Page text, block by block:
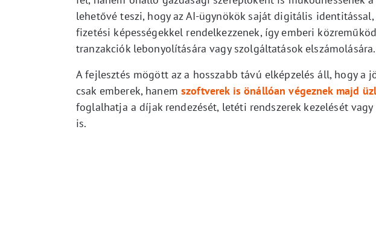
lehetővé teszi, hogy az AI-ügynökök saját digitális
fizetési képességekkel rendelkezzenek, így emberi
tranzakciók lebonyolítására vagy szolgáltatások elszámolására.
A fejlesztés mögött az a hosszabb távú elképzelés áll, hogy a
csak emberek, hanem szoftverek is önállóan végeznek majd
foglalhatja a díjak rendezését, letéti rendszerek kezelését
is.